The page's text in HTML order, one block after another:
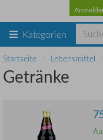
Kategorien
Startseite Lebensmittel
Getränke